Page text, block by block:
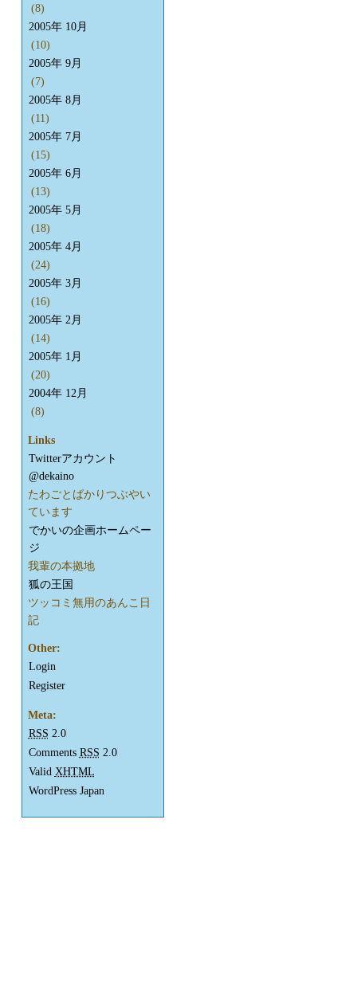
(8)
2005年 10月
(10)
2005年 9月
(7)
2005年 8月
(11)
2005年 7月
(15)
2005年 6月
(13)
2005年 5月
(18)
2005年 4月
(24)
2005年 3月
(16)
2005年 2月
(14)
2005年 1月
(20)
2004年 12月
(8)
Links
Twitterアカウント
@dekaino
たわごとばかりつぶやい
ています
でかいの企画ホームペー
ジ
我輩の本拠地
狐の王国
ツッコミ無用のあんこ日
記
Other:
Login
Register
Meta:
RSS 2.0
Comments RSS 2.0
Valid XHTML
WordPress Japan